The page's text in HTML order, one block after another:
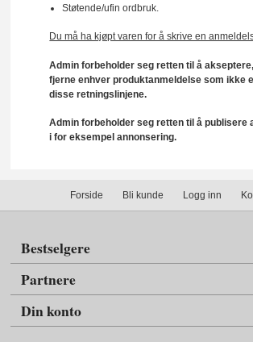
Støtende/ufin ordbruk.
Du må ha kjøpt varen for å skrive en
Admin forbeholder seg retten til å
fjerne enhver produktanmeldelse som ikke
disse retningslinjene.
Admin forbeholder seg retten til å publisere
i for eksempel annonsering.
Forside Bli kunde Logg inn
Bestselgere
Partnere
Din konto